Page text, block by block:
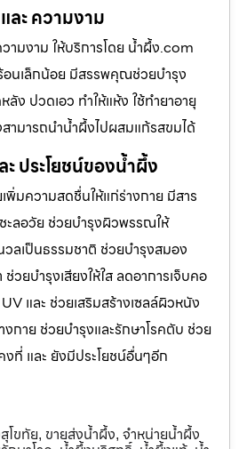
ละ ความงาม
ามงาม ให้บริการโดย น้ำผึ้ง.com
อนเล็กน้อย มีสรรพคุณช่วยบำรุง
ง ปวดเอว ทำให้แห้ง ใช้ทำยาอายุ
ามารถนำน้ำผึ้งไปผสมแก้รสขมได้
ประโยชน์ของน้ำผึ้ง
พิ่มความสดชื่นให้แก่ร่างกาย มีสาร
ะลอวัย ช่วยบำรุงผิวพรรณให้
ลเป็นธรรมชาติ ช่วยบำรุงสมอง
วยบำรุงเสียงให้ใส ลดอาการเจ็บคอ
และ ช่วยเสริมสร้างเซลล์ผิวหนัง
กาย ช่วยบำรุงและรักษาโรคตับ ช่วย
ที่ และ ยังมีประโยชน์อื่นๆอีก
โขทัย, ขายส่งน้ำผึ้ง, จำหน่ายน้ำผึ้ง